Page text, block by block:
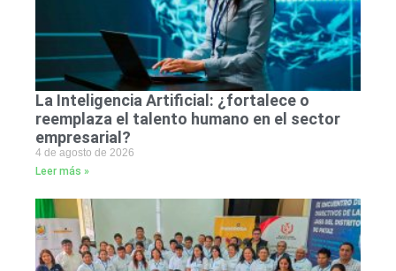
La Inteligencia Artificial: ¿fortalece o
reemplaza el talento humano en el sector
empresarial?
4 de agosto de 2026
Leer más »